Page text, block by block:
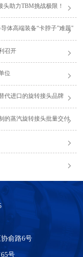
头助力TBM挑战极限！
体高端装备“卡脖子”难题"
召开
位
代进口的旋转接头品牌
的蒸汽旋转接头批量交付
俞路6号
号